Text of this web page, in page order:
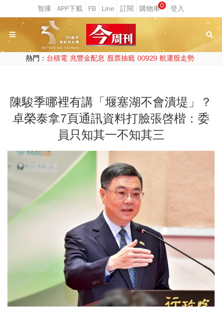
0
熱門： 台積電 兆豐金配息 股票抽籤 00929 航運股走勢
陳駿季哪裡有講「堰塞湖不會潰堤」？
卓榮泰拿7頁通訊資料打臉張啓楷：委
員只知其一不知其三